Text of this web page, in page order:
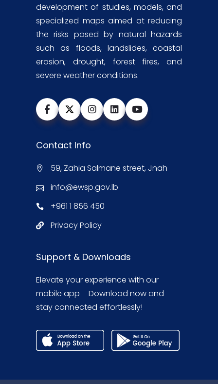
development of studies, models, and
specialized maps aimed at reducing
the risks posed by natural hazards
such as floods, landslides, coastal
erosion, drought, forest fires, and
severe weather conditions.
Contact Info
59, Zahia Salmane street, Jnah
info@ewsp.gov.lb
+961 1 856 450
Privacy Policy
Support & Downloads
Elevate your experience with our
mobile app – Download now and
stay connected effortlessly!